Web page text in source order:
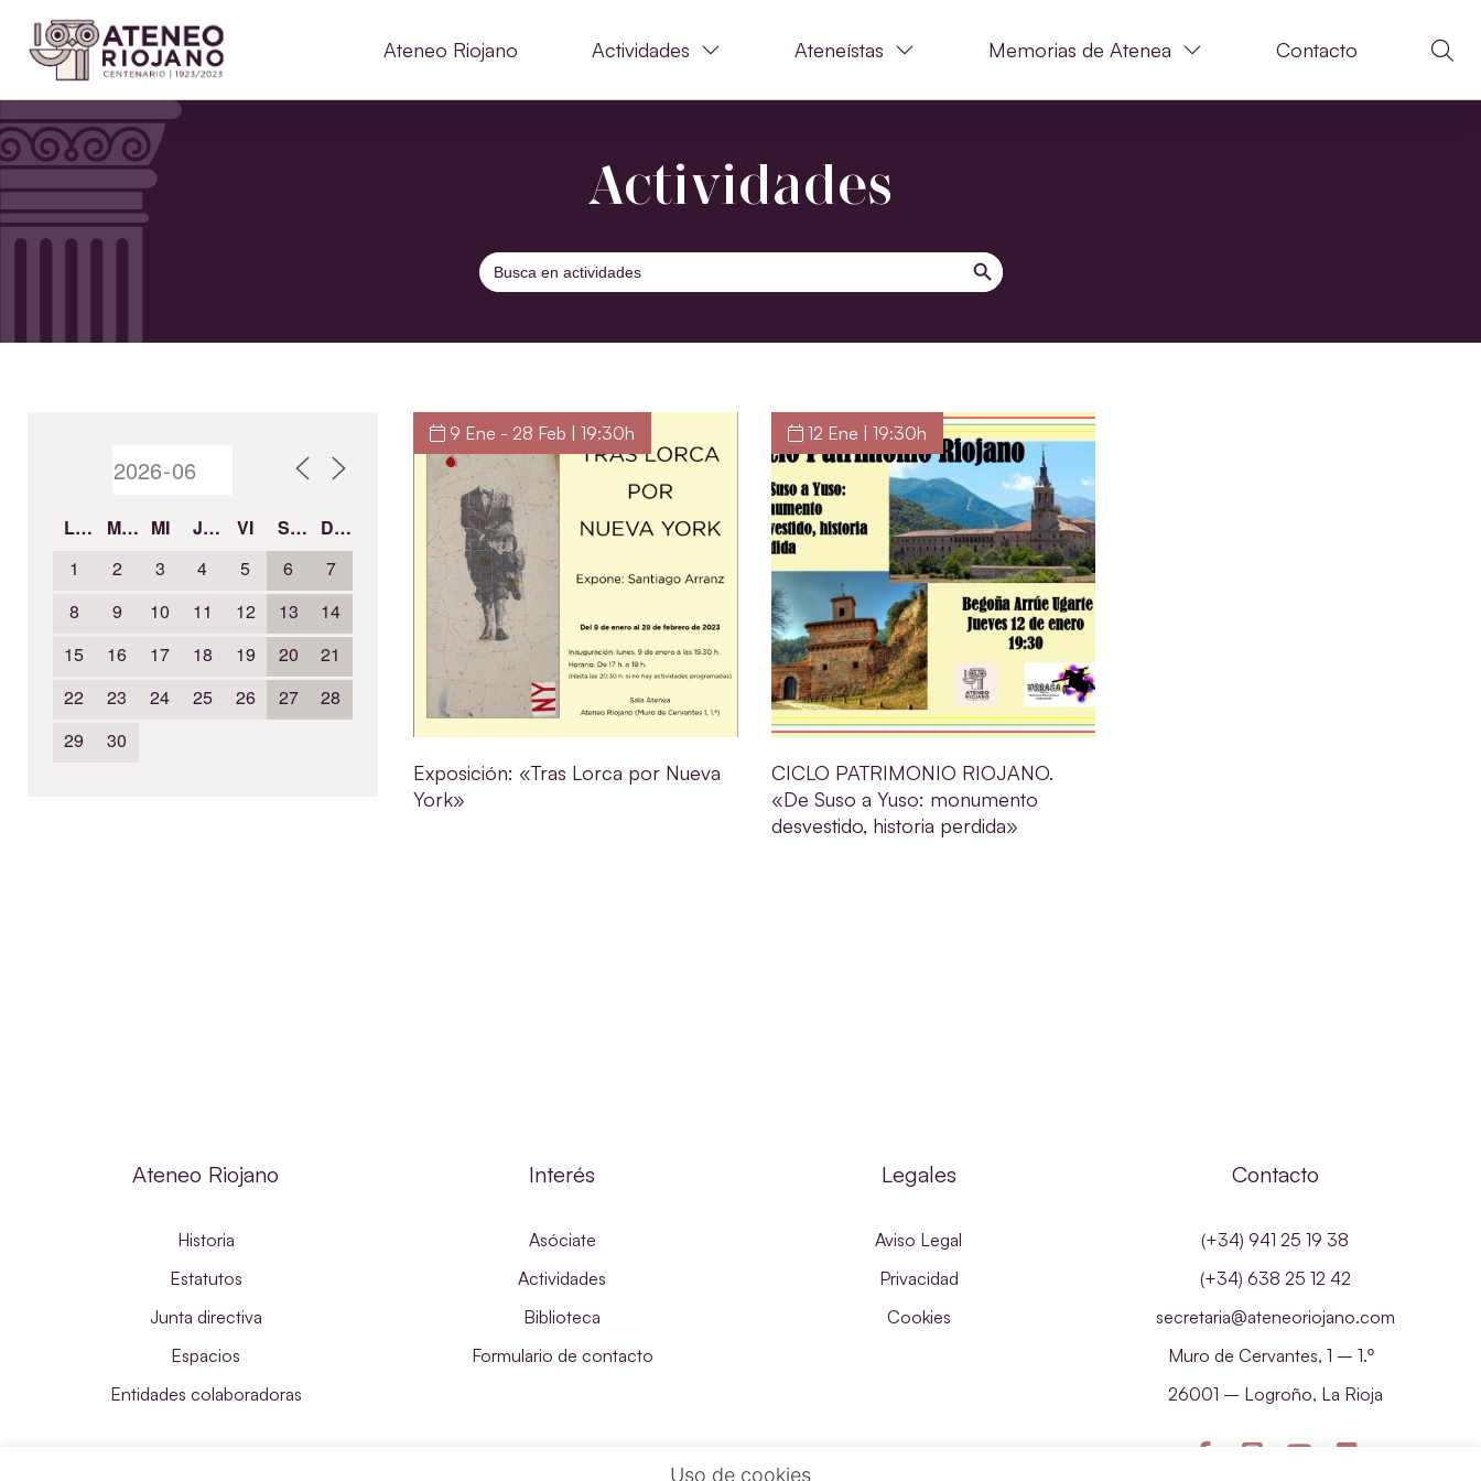
Ateneo Riojano Actividades Ateneístas Memorias de Atenea Contacto
Actividades
Buscar: BOTÓN DE BÚSQUEDA
LU MA MI JU VI SÁ
DO
1
2 3 4 5 6
7
8
9 10 11 12 13
14
15
16 17 18 19 20
21
22
23 24 25 26 27
28
29
30
9 Ene - 28 Feb | 19:30h
Exposición: «Tras Lorca por Nueva
York»
12 Ene | 19:30h
CICLO PATRIMONIO RIOJANO.
«De Suso a Yuso: monumento
desvestido, historia perdida»
Ateneo Riojano
Historia
Estatutos
Junta directiva
Espacios
Entidades colaboradoras
Interés
Asóciate
Actividades
Biblioteca
Formulario de contacto
Legales
Aviso Legal
Privacidad
Cookies
Contacto
(+34) 941 25 19 38
(+34) 638 25 12 42
secretaria@ateneoriojano.com
Muro de Cervantes, 1 – 1.º
26001 – Logroño, La Rioja
Uso de cookies